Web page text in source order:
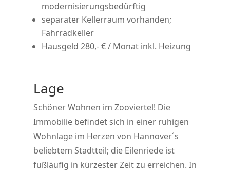
modernisierungsbedürftig
separater Kellerraum vorhanden;
Fahrradkeller
Hausgeld 280,- € / Monat inkl. Heizung
Lage
Schöner Wohnen im Zooviertel! Die
Immobilie befindet sich in einer ruhigen
Wohnlage im Herzen von Hannover´s
beliebtem Stadtteil; die Eilenriede ist
fußläufig in kürzester Zeit zu erreichen. In